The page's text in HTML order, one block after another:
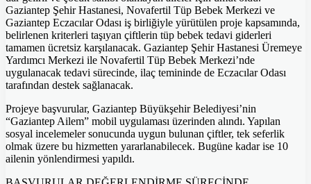
Gaziantep Şehir Hastanesi, Novafertil Tüp Bebek Merkezi ve
Gaziantep Eczacılar Odası iş birliğiyle yürütülen proje kapsamında,
belirlenen kriterleri taşıyan çiftlerin tüp bebek tedavi giderleri
tamamen ücretsiz karşılanacak. Gaziantep Şehir Hastanesi Üremeye
Yardımcı Merkezi ile Novafertil Tüp Bebek Merkezi’nde
uygulanacak tedavi sürecinde, ilaç temininde de Eczacılar Odası
tarafından destek sağlanacak.
Projeye başvurular, Gaziantep Büyükşehir Belediyesi’nin
“Gaziantep Ailem” mobil uygulaması üzerinden alındı. Yapılan
sosyal incelemeler sonucunda uygun bulunan çiftler, tek seferlik
olmak üzere bu hizmetten yararlanabilecek. Bugüne kadar ise 10
ailenin yönlendirmesi yapıldı.